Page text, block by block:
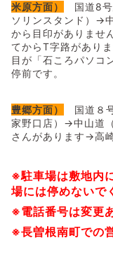
米原方面）
国道8
ソリンスタンド）→
から目印がありませ
てからT字路があり
目が「石ころパソコ
停前です。
豊郷方面）
国道８
家野口店）→中山道
さんがあります→高
※駐車場は敷地内
場には停めないで
※電話番号は変更
※長曽根南町での